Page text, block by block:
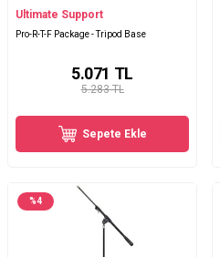
Ultimate Support
Pro-R-T-F Package - Tripod Base
5.283 TL
5.071 TL
Sepete Ekle
%4